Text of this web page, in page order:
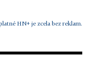
HN+ je zcela bez reklam.